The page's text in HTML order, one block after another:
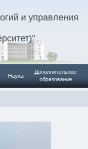
и управления
Наука
Дополнительное
образование